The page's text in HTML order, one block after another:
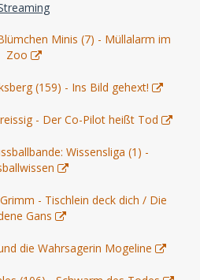
Minis (7) - Müllalarm im
Zoo
(159) - Ins Bild gehext!
- Der Co-Pilot heißt Tod
Wissensliga (1) -
- Tischlein deck dich / Die
Gans
die Wahrsagerin Mogeline